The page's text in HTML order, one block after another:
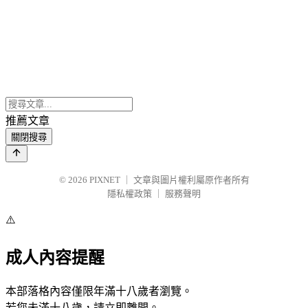
推薦文章
關閉搜尋
© 2026 PIXNET
文章與圖片權利屬原作者所有
隱私權政策
服務聲明
⚠️
成人內容提醒
本部落格內容僅限年滿十八歲者瀏覽。